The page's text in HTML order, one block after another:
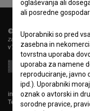
© 2018-2026, Filmoteka,
zavod za širjenje filmske
v7.151.0
info@filmoteka.si
Tehnična pomoč:
oglaševanja ali
ali posredne
Uporabniki so pred
zasebna in
tovrstna uporaba
uporaba za namene
reproduciranje, javno
ipd.). Uporabniki
oznak o avtorski in
sorodne pravice,